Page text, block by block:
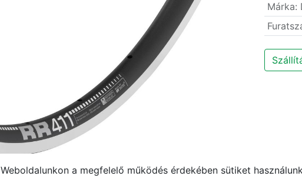
Márka:
Weboldalunkon a megfelelő működés érdekében sütiket